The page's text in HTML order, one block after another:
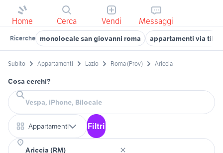
Home Cerca Vendi Messaggi
Ricerche monolocale san giovanni roma appartamenti via
Subito Appartamenti Lazio Roma (Prov) Ariccia
Cosa cerchi?
Appartamenti Filtri